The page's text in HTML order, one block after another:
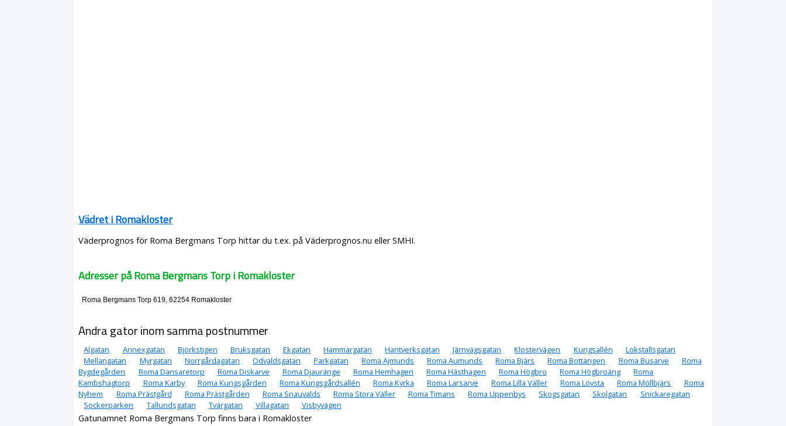
Vädret i Romakloster
Väderprognos för Roma Bergmans Torp hittar du t.ex. på Väderprognos.nu eller SMHI.
Adresser på Roma Bergmans Torp i Romakloster
Roma Bergmans Torp 619, 62254 Romakloster
Andra gator inom samma postnummer
Algatan Annexgatan Björkstigen Bruksgatan Ekgatan Hammargatan Hantverksgatan Järnvägsgatan Klostervägen Kungsallén
Lokstallsgatan
Mellangatan
Myrgatan Norrgårdagatan Odvaldsgatan Parkgatan Roma Ajmunds Roma Aumunds Roma Bjärs Roma Bottängen Roma Busarve
Roma
Bygdegården
Roma Dansaretorp Roma Diskarve Roma Djauränge Roma Hemhagen Roma Hästhagen Roma Högbro Roma Högbroäng
Roma
Kambshagtorp
Roma Karby Roma Kungsgården Roma Kungsgårdsallén Roma Kyrka Roma Larsarve Roma Lilla Väller Roma Lövsta Roma Möllbjärs
Roma
Nyhem
Roma Prästgård Roma Prästgården Roma Snauvalds Roma Stora Väller Roma Timans Roma Uppenbys Skogsgatan Skolgatan
Snickaregatan
Sockerparken
Tallundsgatan Tvärgatan Villagatan Visbyvägen
Gatunamnet Roma Bergmans Torp finns bara i Romakloster